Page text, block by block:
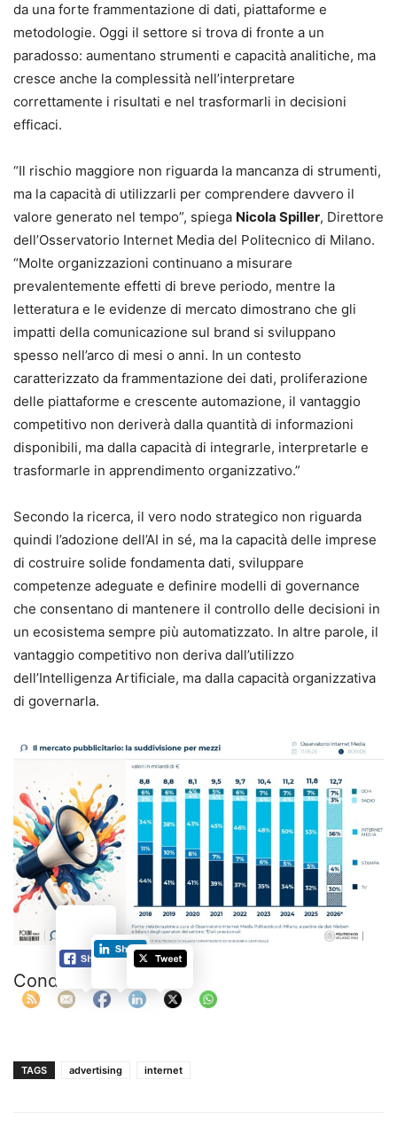
da una forte frammentazione di dati, piattaforme e
metodologie. Oggi il settore si trova di fronte a un
paradosso: aumentano strumenti e capacità analitiche, ma
cresce anche la complessità nell’interpretare
correttamente i risultati e nel trasformarli in decisioni
efficaci.
“Il rischio maggiore non riguarda la mancanza di strumenti,
ma la capacità di utilizzarli per comprendere davvero il
valore generato nel tempo”, spiega Nicola Spiller, Direttore
dell’Osservatorio Internet Media del Politecnico di Milano.
“Molte organizzazioni continuano a misurare
prevalentemente effetti di breve periodo, mentre la
letteratura e le evidenze di mercato dimostrano che gli
impatti della comunicazione sul brand si sviluppano
spesso nell’arco di mesi o anni. In un contesto
caratterizzato da frammentazione dei dati, proliferazione
delle piattaforme e crescente automazione, il vantaggio
competitivo non deriverà dalla quantità di informazioni
disponibili, ma dalla capacità di integrarle, interpretarle e
trasformarle in apprendimento organizzativo.”
Secondo la ricerca, il vero nodo strategico non riguarda
quindi l’adozione dell’AI in sé, ma la capacità delle imprese
di costruire solide fondamenta dati, sviluppare
competenze adeguate e definire modelli di governance
che consentano di mantenere il controllo delle decisioni in
un ecosistema sempre più automatizzato. In altre parole, il
vantaggio competitivo non deriva dall’utilizzo
dell’Intelligenza Artificiale, ma dalla capacità organizzativa
di governarla.
Condividi:
TAGS advertising internet